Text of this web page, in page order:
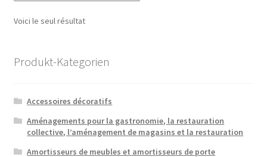
Voici le seul résultat
Produkt-Kategorien
Accessoires décoratifs
Aménagements pour la gastronomie, la restauration
collective, l’aménagement de magasins et la restauration
Amortisseurs de meubles et amortisseurs de porte